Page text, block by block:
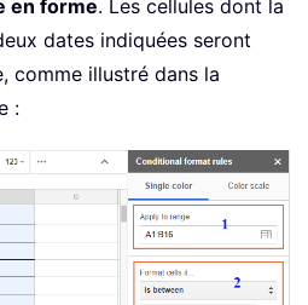
en forme. Les cellules dont la
dates indiquées seront
comme illustré dans la
: